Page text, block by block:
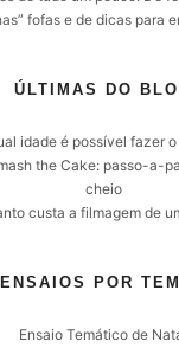
fofas e de dicas para
ÚLTIMAS DO
idade é possível fazer
the Cake: passo-a-
cheio
custa a filmagem de
ENSAIOS POR
Ensaio Temático de